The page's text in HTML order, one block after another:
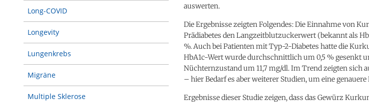
Long-COVID
Longevity
Lungenkrebs
Migräne
Multiple Sklerose
auswerten.
Die Ergebnisse zeigten Folgendes: Die Einnahme von
Prädiabetes den Langzeitblutzuckerwert (bekannt als
%. Auch bei Patienten mit Typ-2-Diabetes hatte die
HbA1c-Wert wurde durchschnittlich um 0,5 % gesenkt
Nüchternzustand um 11,7 mg/dl. Im Trend zeigten sich
– hier Bedarf es aber weiterer Studien, um eine
Ergebnisse dieser Studie zeigen, dass das Gewürz